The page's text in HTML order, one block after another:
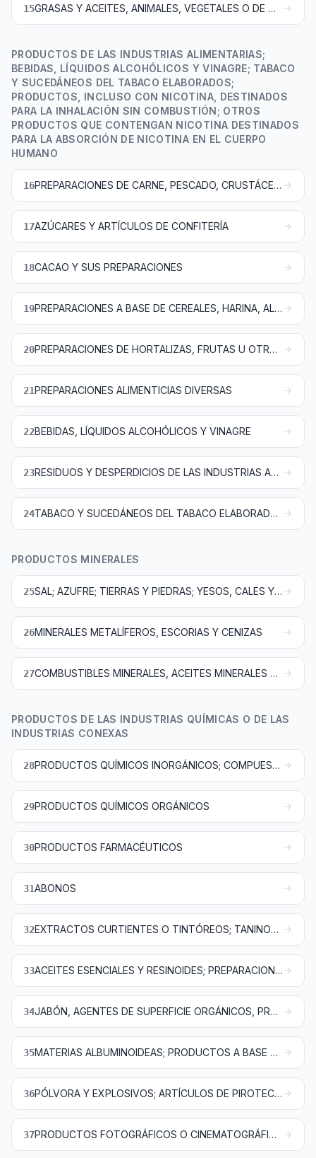
15 GRASAS Y ACEITES, ANIMALES, VEGETALES O DE ORIGEN MICROBIANO, Y PRODUCTOS DE SU DESDOBLAMIENTO; GRASAS ALIMENTICIAS ELABORADAS; CERAS DE ORIGEN ANIMAL O VEGETAL
PRODUCTOS DE LAS INDUSTRIAS ALIMENTARIAS;
BEBIDAS, LÍQUIDOS ALCOHÓLICOS Y VINAGRE; TABACO
Y SUCEDÁNEOS DEL TABACO ELABORADOS;
PRODUCTOS, INCLUSO CON NICOTINA, DESTINADOS
PARA LA INHALACIÓN SIN COMBUSTIÓN; OTROS
PRODUCTOS QUE CONTENGAN NICOTINA DESTINADOS
PARA LA ABSORCIÓN DE NICOTINA EN EL CUERPO
HUMANO
16 PREPARACIONES DE CARNE, PESCADO, CRUSTÁCEOS, MOLUSCOS O DEMÁS INVERTEBRADOS ACUÁTICOS, O DE INSECTOS
17AZÚCARES Y ARTÍCULOS DE CONFITERÍA
18CACAO Y SUS PREPARACIONES
19 PREPARACIONES A BASE DE CEREALES, HARINA, ALMIDÓN, FÉCULA O LECHE; PRODUCTOS DE PASTELERÍA
20 PREPARACIONES DE HORTALIZAS, FRUTAS U OTROS FRUTOS O DEMÁS PARTES DE PLANTAS
21PREPARACIONES ALIMENTICIAS DIVERSAS
22BEBIDAS, LÍQUIDOS ALCOHÓLICOS Y VINAGRE
23 RESIDUOS Y DESPERDICIOS DE LAS INDUSTRIAS ALIMENTARIAS; ALIMENTOS PREPARADOS PARA ANIMALES
24 TABACO Y SUCEDÁNEOS DEL TABACO ELABORADOS; PRODUCTOS, INCLUSO CON NICOTINA, DESTINADOS PARA LA INHALACIÓN SIN COMBUSTIÓN; OTROS PRODUCTOS QUE CONTENGAN NICOTINA DESTINADOS PARA LA ABSORCIÓN DE NICOTINA EN EL CUERPO HUMANO
PRODUCTOS MINERALES
25 SAL; AZUFRE; TIERRAS Y PIEDRAS; YESOS, CALES Y CEMENTOS
26MINERALES METALÍFEROS, ESCORIAS Y CENIZAS
27 COMBUSTIBLES MINERALES, ACEITES MINERALES Y PRODUCTOS DE SU DESTILACIÓN; MATERIAS BITUMINOSAS; CERAS MINERALES
PRODUCTOS DE LAS INDUSTRIAS QUÍMICAS O DE LAS
INDUSTRIAS CONEXAS
28 PRODUCTOS QUÍMICOS INORGÁNICOS; COMPUESTOS INORGÁNICOS U ORGÁNICOS DE METAL PRECIOSO, DE ELEMENTOS RADIACTIVOS, DE METALES DE LAS TIERRAS RARAS O DE ISÓTOPOS
29PRODUCTOS QUÍMICOS ORGÁNICOS
30PRODUCTOS FARMACÉUTICOS
31ABONOS
32 EXTRACTOS CURTIENTES O TINTÓREOS; TANINOS Y SUS DERIVADOS; PIGMENTOS Y DEMÁS MATERIAS COLORANTES; PINTURAS Y BARNICES; MÁSTIQUES; TINTAS
33 ACEITES ESENCIALES Y RESINOIDES; PREPARACIONES DE PERFUMERÍA, DE TOCADOR O DE COSMÉTICA
34 JABÓN, AGENTES DE SUPERFICIE ORGÁNICOS, PREPARACIONES PARA LAVAR, PREPARACIONES LUBRICANTES, CERAS ARTIFICIALES, CERAS PREPARADAS, PRODUCTOS DE LIMPIEZA, VELAS Y ARTÍCULOS SIMILARES, PASTAS PARA MODELAR, «CERAS PARA ODONTOLOGÍA» Y PREPARACIONES PARA ODONTOLOGÍA A BASE DE YESO FRAGUABLE
35 MATERIAS ALBUMINOIDEAS; PRODUCTOS A BASE DE ALMIDÓN O DE FÉCULA MODIFICADOS; COLAS; ENZIMAS
36 PÓLVORA Y EXPLOSIVOS; ARTÍCULOS DE PIROTECNIA; FÓSFOROS (CERILLAS); ALEACIONES PIROFÓRICAS; MATERIAS INFLAMABLES
37 PRODUCTOS FOTOGRÁFICOS O CINEMATOGRÁFICOS